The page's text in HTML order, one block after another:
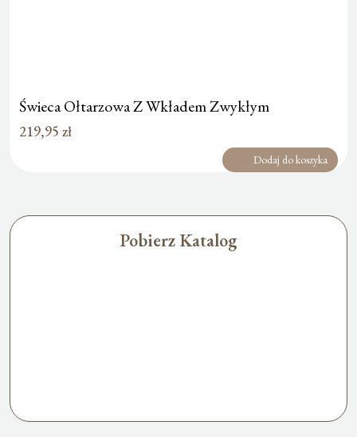
Świeca Ołtarzowa Z Wkładem Zwykłym
219,95 zł
Dodaj do koszyka
Pobierz Katalog